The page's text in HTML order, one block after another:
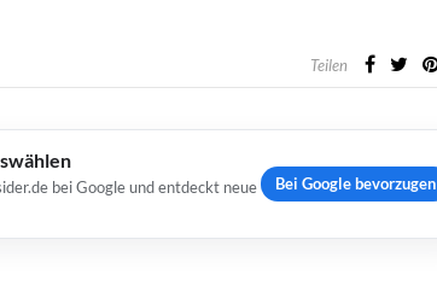
Teilen
bei Google und entdeckt neue
Bei Google bevorzugen